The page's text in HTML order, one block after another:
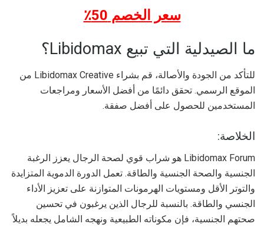
سعر الخصم 50٪
ما الصيدلية التي تبيع Libidomax؟
للتأكد من الجودة والأصالة، قم بشراء Libidomax Creative من
الموقع الرسمي. تحقق دائمًا من أفضل الأسعار ومراجعات
المستخدمين للحصول على أفضل صفقة.
الخلاصة:
Libidomax Forum هو شراب قوي لصحة الرجال يعزز الرغبة
الجنسية والصحة الجنسية والطاقة. تعمل الدورة الدموية المتزايدة
والتوتر الأقل ومستويات الهرمونات المتوازنة على تعزيز الأداء
الجنسي والطاقة. بالنسبة للرجال الذين يرغبون في تحسين
صحتهم الجنسية، فإن مكوناته الطبيعية ونهجه الشامل يجعله بديلاً